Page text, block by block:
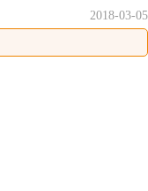
2018-03-05